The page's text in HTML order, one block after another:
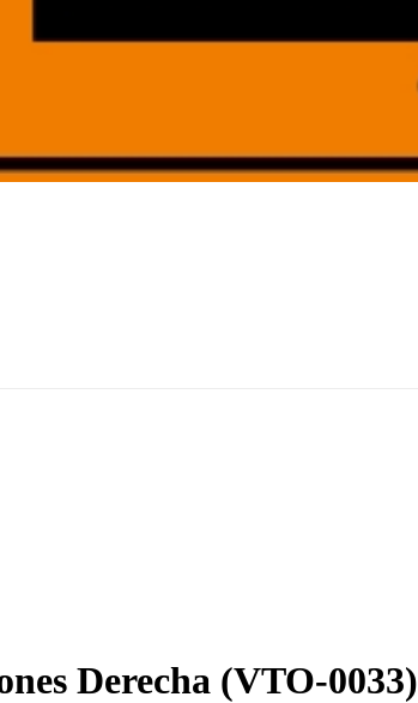
Derecha (VTO-0033)